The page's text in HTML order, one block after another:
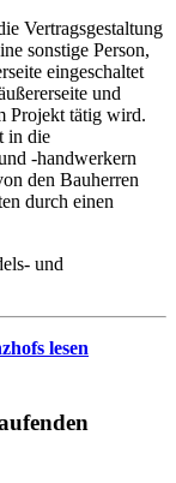
Vertragsgestaltung
sonstige Person,
eingeschaltet
und
Projekt tätig wird.
in die
-handwerkern
den Bauherren
durch einen
und
lesen